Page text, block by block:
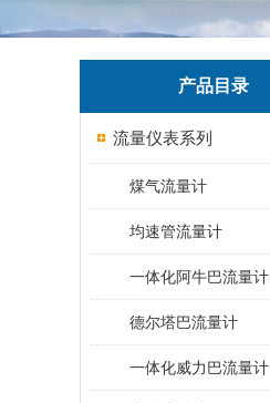
产品目录
流量仪表系列
煤气流量计
均速管流量计
一体化阿牛巴流量计
德尔塔巴流量计
一体化威力巴流量计